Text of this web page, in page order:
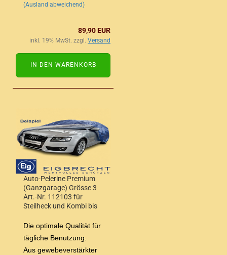
(Ausland abweichend)
89,90 EUR
inkl. 19% MwSt. zzgl. Versand
IN DEN WARENKORB
Auto-Pelerine Premium
(Ganzgarage) Grösse 3
Art.-Nr. 112103 für
Steilheck und Kombi bis
Die optimale Qualität für
tägliche Benutzung.
Aus gewebeverstärkter